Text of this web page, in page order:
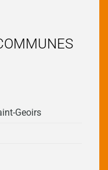
Geoirs